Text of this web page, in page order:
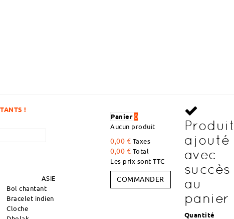
DÉCOUVREZ DES ARTICLES À DES
ASIE
Bol chantant
Bracelet indien
Cloche
Panier 0
Aucun produit
0,00 € Taxes
0,00 € Total
Les prix sont TTC
COMMANDER
ajouté
avec
succès
au
panier
Quantité